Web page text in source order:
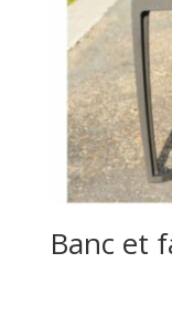
Banc et